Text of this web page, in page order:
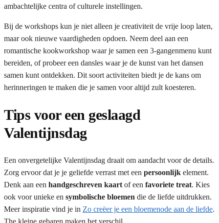
ambachtelijke centra of culturele instellingen.
Bij de workshops kun je niet alleen je creativiteit de vrije loop laten,
maar ook nieuwe vaardigheden opdoen. Neem deel aan een
romantische kookworkshop waar je samen een 3-gangenmenu kunt
bereiden, of probeer een dansles waar je de kunst van het dansen
samen kunt ontdekken. Dit soort activiteiten biedt je de kans om
herinneringen te maken die je samen voor altijd zult koesteren.
Tips voor een geslaagd
Valentijnsdag
Een onvergetelijke Valentijnsdag draait om aandacht voor de details.
Zorg ervoor dat je je geliefde verrast met een persoonlijk element.
Denk aan een handgeschreven kaart of een favoriete treat. Kies
ook voor unieke en symbolische bloemen die de liefde uitdrukken.
Meer inspiratie vind je in Zo creëer je een bloemenode aan de liefde.
The kleine gebaren maken het verschil.